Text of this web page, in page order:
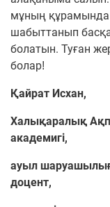
мұның құрамында
шабыттанып
болатын. Туған
боларǃ
Қайрат Исхан,
Халықаралық
академигі,
ауыл
доцент,